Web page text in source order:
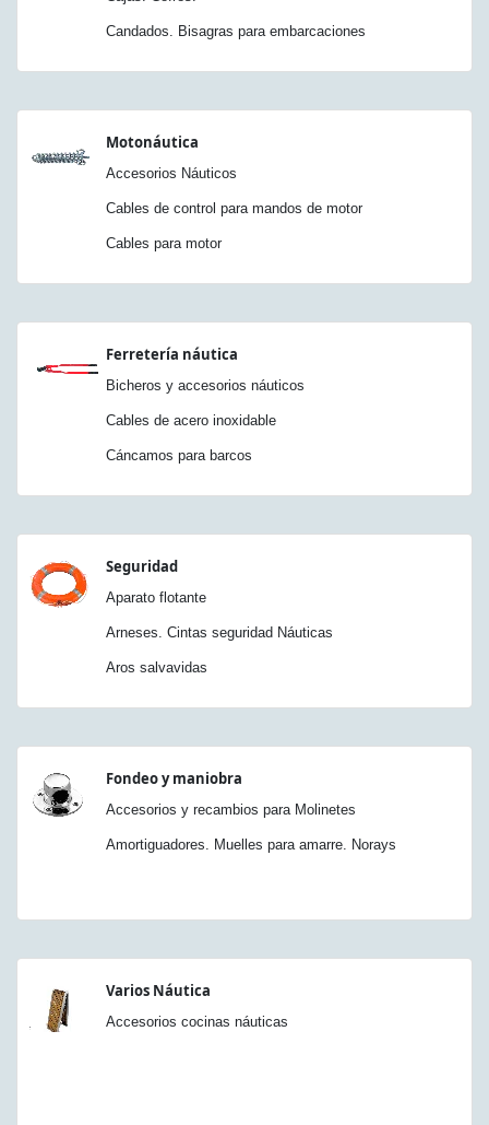
Candados. Bisagras para embarcaciones
Motonáutica
Accesorios Náuticos
Cables de control para mandos de motor
Cables para motor
Ferretería náutica
Bicheros y accesorios náuticos
Cables de acero inoxidable
Cáncamos para barcos
Seguridad
Aparato flotante
Arneses. Cintas seguridad Náuticas
Aros salvavidas
Fondeo y maniobra
Accesorios y recambios para Molinetes
Amortiguadores. Muelles para amarre. Norays
Varios Náutica
Accesorios cocinas náuticas